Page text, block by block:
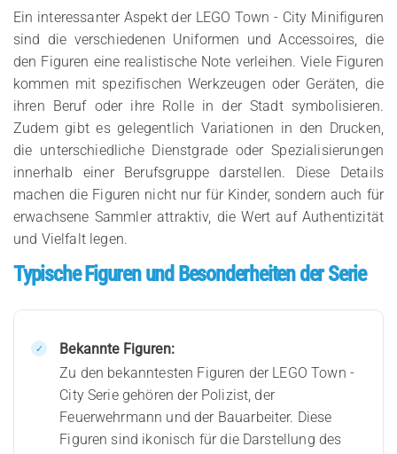
Ein interessanter Aspekt der LEGO Town - City Minifiguren
sind die verschiedenen Uniformen und Accessoires, die
den Figuren eine realistische Note verleihen. Viele Figuren
kommen mit spezifischen Werkzeugen oder Geräten, die
ihren Beruf oder ihre Rolle in der Stadt symbolisieren.
Zudem gibt es gelegentlich Variationen in den Drucken,
die unterschiedliche Dienstgrade oder Spezialisierungen
innerhalb einer Berufsgruppe darstellen. Diese Details
machen die Figuren nicht nur für Kinder, sondern auch für
erwachsene Sammler attraktiv, die Wert auf Authentizität
und Vielfalt legen.
Typische Figuren und Besonderheiten der Serie
Bekannte Figuren:
Zu den bekanntesten Figuren der LEGO Town -
City Serie gehören der Polizist, der
Feuerwehrmann und der Bauarbeiter. Diese
Figuren sind ikonisch für die Darstellung des